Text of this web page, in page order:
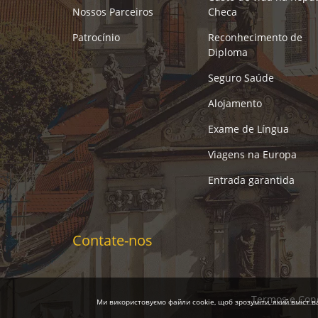
Nossos Parceiros
Patrocínio
Checa
Reconhecimento de
Diploma
Seguro Saúde
Alojamento
Exame de Língua
Viagens na Europa
Entrada garantida
Contate-nos
Termos e
Ми використовуємо файли cookie, щоб зрозуміти, який вміст